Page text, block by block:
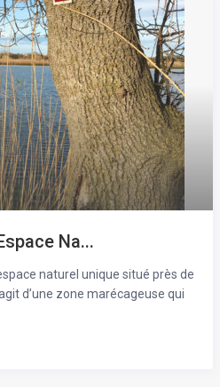
Na...
naturel unique situé près de
d’une zone marécageuse qui